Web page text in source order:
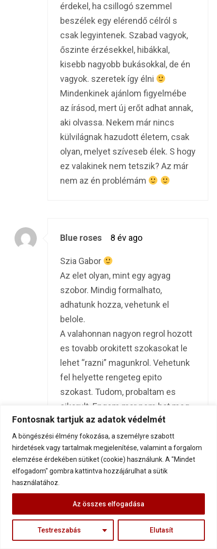
Fontosnak tartjuk az adatok védelmét
A böngészési élmény fokozása, a személyre szabott
hirdetések vagy tartalmak megjelenítése, valamint a forgalom
elemzése érdekében sütiket (cookie) használunk. A "Mindet
elfogadom" gombra kattintva hozzájárulhat a sütik
használatához.
Testreszabás Elutasít
Az összes elfogadása
érdekel, ha csillogó szemmel
beszélek egy elérendő célról s
csak legyintenek. Szabad vagyok,
őszinte érzésekkel, hibákkal,
kisebb nagyobb bukásokkal, de én
vagyok. szeretek így élni
Mindenkinek ajánlom figyelmébe
az írásod, mert új erőt adhat annak,
aki olvassa. Nekem már nincs
külvilágnak hazudott életem, csak
olyan, melyet szíveseb élek. S hogy
ez valakinek nem tetszik? Az már
nem az én problémám
Blue roses 8 év ago
Szia Gabor
Az elet olyan, mint egy agyag
szobor. Mindig formalhato,
adhatunk hozza, vehetunk el
belole.
A valahonnan nagyon regrol hozott
es tovabb orokitett szokasokat le
lehet “razni” magunkrol. Vehetunk
fel helyette rengeteg epito
szokast. Tudom, probaltam es
sikerult. Engem mar nem hat meg,
hogy mas mit mond, vagy mit tart
jonak. Ezek mar leperegnek rolam.
Persze ahany ember olvassa,
anyifelekeppen ertelmezi.
jonak lat, vagy hasznositani tud.
Senkire nincs raeroltetve semmi.
Azt viszont jonak tartom, hogy van